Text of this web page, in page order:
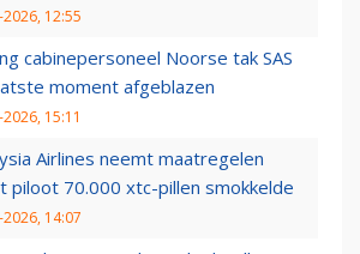
12:55
cabinepersoneel Noorse tak SAS
moment afgeblazen
15:11
Airlines neemt maatregelen
piloot 70.000 xtc-pillen smokkelde
14:07